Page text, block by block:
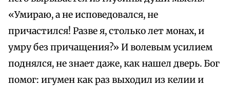
«Умираю, а не исповедовался, не
причастился! Разве я, столько лет монах, и
умру без причащения?» И волевым усилием
поднялся, не знает даже, как нашел дверь. Бог
помог: игумен как раз выходил из келии и